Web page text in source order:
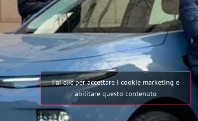
Fai clic per accettare i cookie marketing e
abilitare questo contenuto